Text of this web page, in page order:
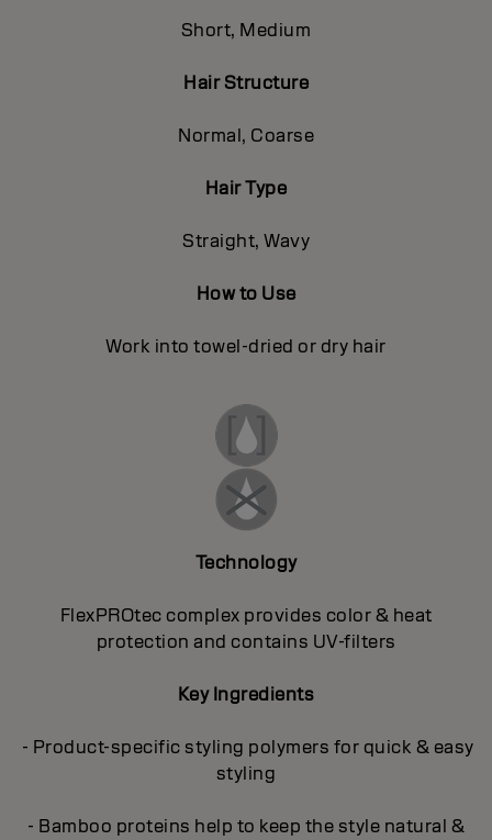
Short, Medium
Hair Structure
Normal, Coarse
Hair Type
Straight, Wavy
How to Use
Work into towel-dried or dry hair
Technology
FlexPROtec complex provides color & heat
protection and contains UV-filters
Key Ingredients
- Product-specific styling polymers for quick & easy
styling
- Bamboo proteins help to keep the style natural &